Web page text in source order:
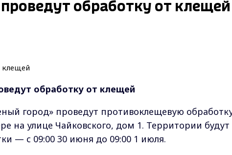
обработку от клещей
обработку от клещей
город» проведут противоклещевую
на улице Чайковского, дом 1. Территории будут
— с 09:00 30 июня до 09:00 1 июля.